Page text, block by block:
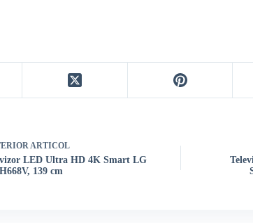
ARTICOL
LED Ultra HD 4K Smart LG
139 cm